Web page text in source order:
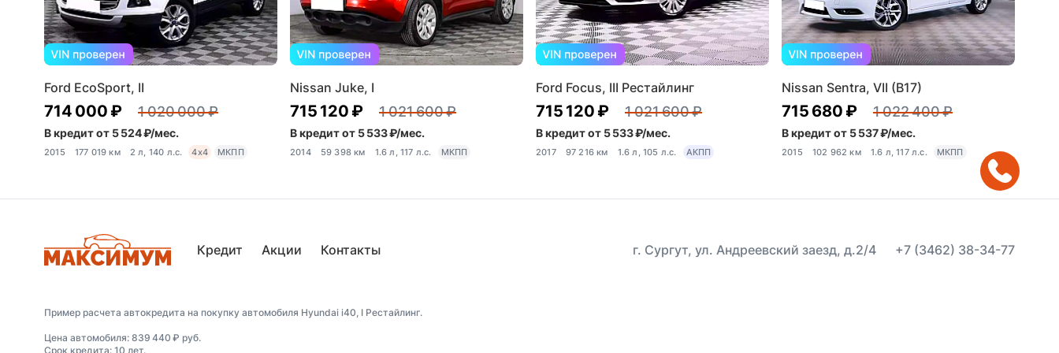
Ford EcoSport, II
714 000 ₽ 1 020 000 ₽
В кредит от 5 524 ₽/мес.
2015 177 019 км 2 л, 140 л.с. 4x4 МКПП
Nissan Juke, I
715 120 ₽ 1 021 600 ₽
В кредит от 5 533 ₽/мес.
2014 59 398 км 1.6 л, 117 л.с. МКПП
Ford Focus, III Рестайлинг
715 120 ₽ 1 021 600 ₽
В кредит от 5 533 ₽/мес.
2017 97 216 км 1.6 л, 105 л.с. АКПП
Nissan Sentra, VII (B17)
715 680 ₽ 1 022 400 ₽
В кредит от 5 537 ₽/мес.
2015 102 962 км 1.6 л, 117 л.с. МКПП
Кредит Акции Контакты г. Сургут, ул. Андреевский заезд, д.2/4 +7 (3462) 38-34-77
Пример расчета автокредита на покупку автомобиля Hyundai i40, I Рестайлинг.
Цена автомобиля: 839 440 ₽ руб.
Срок кредита: 10 лет.